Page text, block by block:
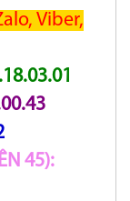
Viber,
45):